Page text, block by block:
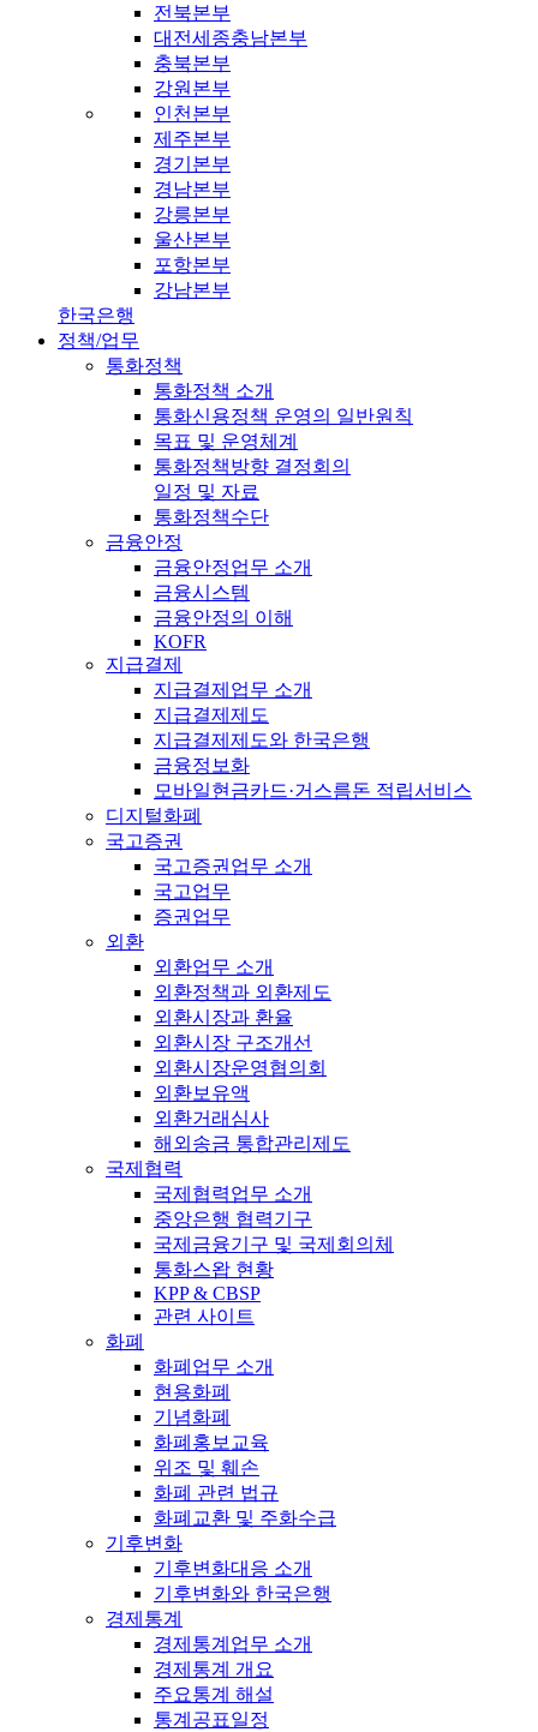
전북본부
대전세종충남본부
충북본부
강원본부
인천본부
제주본부
경기본부
경남본부
강릉본부
울산본부
포항본부
강남본부
한국은행
정책/업무
통화정책
통화정책 소개
통화신용정책 운영의 일반원칙
목표 및 운영체계
통화정책방향 결정회의
일정 및 자료
통화정책수단
금융안정
금융안정업무 소개
금융시스템
금융안정의 이해
KOFR
지급결제
지급결제업무 소개
지급결제제도
지급결제제도와 한국은행
금융정보화
모바일현금카드·거스름돈 적립서비스
디지털화폐
국고증권
국고증권업무 소개
국고업무
증권업무
외환
외환업무 소개
외환정책과 외환제도
외환시장과 환율
외환시장 구조개선
외환시장운영협의회
외환보유액
외환거래심사
해외송금 통합관리제도
국제협력
국제협력업무 소개
중앙은행 협력기구
국제금융기구 및 국제회의체
통화스왑 현황
KPP & CBSP
관련 사이트
화폐
화폐업무 소개
현용화폐
기념화폐
화폐홍보교육
위조 및 훼손
화폐 관련 법규
화폐교환 및 주화수급
기후변화
기후변화대응 소개
기후변화와 한국은행
경제통계
경제통계업무 소개
경제통계 개요
주요통계 해설
통계공표일정